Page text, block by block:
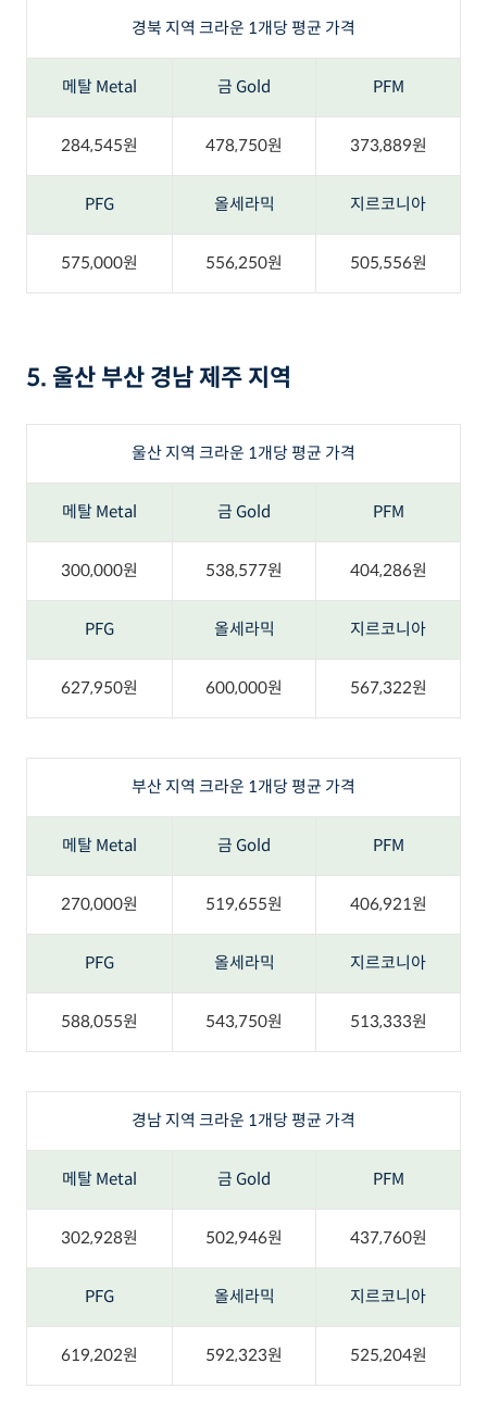
경북 지역 크라운 1개당 평균 가격
메탈 Metal 금 Gold PFM
284,545원 478,750원 373,889원
PFG 올세라믹 지르코니아
575,000원 556,250원 505,556원
5. 울산 부산 경남 제주 지역
울산 지역 크라운 1개당 평균 가격
메탈 Metal 금 Gold PFM
300,000원 538,577원 404,286원
PFG 올세라믹 지르코니아
627,950원 600,000원 567,322원
부산 지역 크라운 1개당 평균 가격
메탈 Metal 금 Gold PFM
270,000원 519,655원 406,921원
PFG 올세라믹 지르코니아
588,055원 543,750원 513,333원
경남 지역 크라운 1개당 평균 가격
메탈 Metal 금 Gold PFM
302,928원 502,946원 437,760원
PFG 올세라믹 지르코니아
619,202원 592,323원 525,204원